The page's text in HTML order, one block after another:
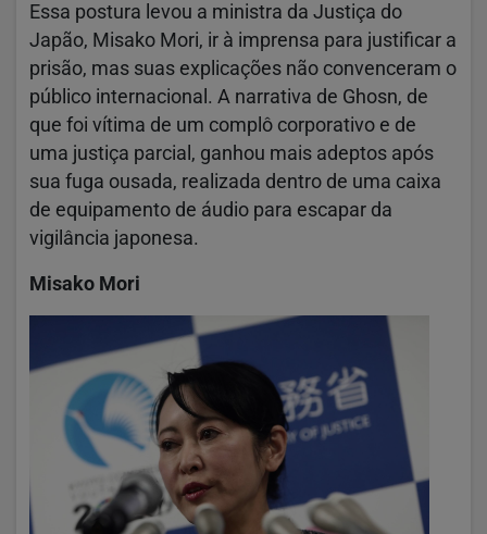
Essa postura levou a ministra da Justiça do
Japão, Misako Mori, ir à imprensa para justificar a
prisão, mas suas explicações não convenceram o
público internacional. A narrativa de Ghosn, de
que foi vítima de um complô corporativo e de
uma justiça parcial, ganhou mais adeptos após
sua fuga ousada, realizada dentro de uma caixa
de equipamento de áudio para escapar da
vigilância japonesa.
Misako Mori